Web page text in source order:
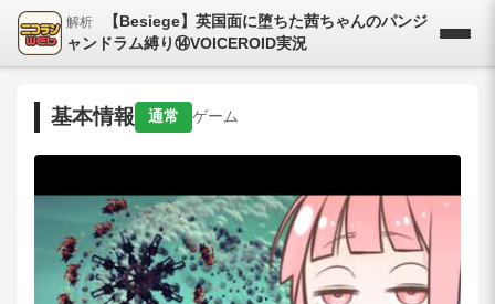
解析
【Besiege】英国面に堕ちた茜ちゃんのパンジ
ャンドラム縛り⑭VOICEROID実況
基本情報 通常 ゲーム